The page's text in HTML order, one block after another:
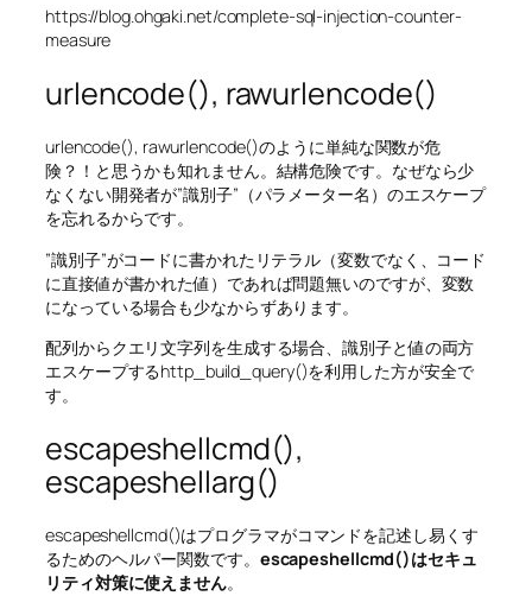
https://blog.ohgaki.net/complete-sql-injection-counter-
measure
urlencode(), rawurlencode()
urlencode(), rawurlencode()のように単純な関数が危
険？！と思うかも知れません。結構危険です。なぜなら少
なくない開発者が”識別子”（パラメーター名）のエスケープ
を忘れるからです。
”識別子”がコードに書かれたリテラル（変数でなく、コード
に直接値が書かれた値）であれば問題無いのですが、変数
になっている場合も少なからずあります。
配列からクエリ文字列を生成する場合、識別子と値の両方
エスケープするhttp_build_query()を利用した方が安全で
す。
escapeshellcmd(),
escapeshellarg()
escapeshellcmd()はプログラマがコマンドを記述し易くす
るためのヘルパー関数です。 escapeshellcmd()はセキュ
リティ対策に使えません。